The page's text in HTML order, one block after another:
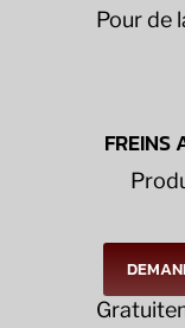
Pour de
FREINS